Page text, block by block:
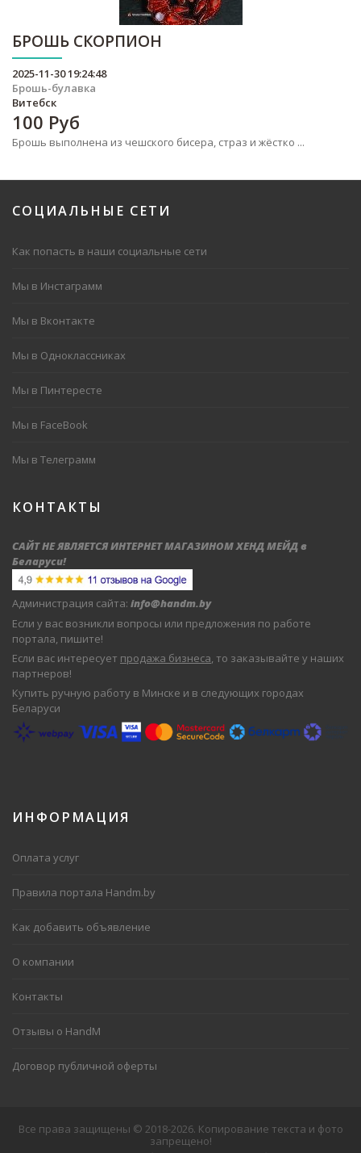
БРОШЬ СКОРПИОН
2025-11-30 19:24:48
Брошь-булавка
Витебск
100 Руб
Брошь выполнена из чешского бисера, страз и жёстко ...
СОЦИАЛЬНЫЕ СЕТИ
Как попасть в наши социальные сети
Мы в Инстаграмм
Мы в Вконтакте
Мы в Одноклассниках
Мы в Пинтересте
Мы в FaceBook
Мы в Телеграмм
КОНТАКТЫ
САЙТ НЕ ЯВЛЯЕТСЯ ИНТЕРНЕТ МАГАЗИНОМ ХЕНД МЕЙД в
Беларуси!
Администрация сайта: info@handm.by
Если у вас возникли вопросы или предложения по работе
портала, пишите!
Если вас интересует продажа бизнеса, то заказывайте у наших
партнеров!
Купить ручную работу в Минске и в следующих городах
Беларуси
ИНФОРМАЦИЯ
Оплата услуг
Правила портала Handm.by
Как добавить объявление
О компании
Контакты
Отзывы о HandM
Договор публичной оферты
Все права защищены © 2018-2026. Копирование текста и фото
запрещено!